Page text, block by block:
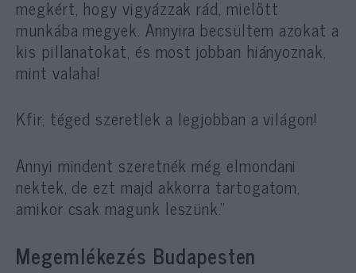
megkért, hogy vigyázzak rád, mielőtt
munkába megyek. Annyira becsültem azokat a
kis pillanatokat, és most jobban hiányoznak,
mint valaha!
Kfir, téged szeretlek a legjobban a világon!
Annyi mindent szeretnék még elmondani
nektek, de ezt majd akkorra tartogatom,
amikor csak magunk leszünk.”
Megemlékezés Budapesten